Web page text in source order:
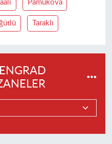
Pamukova
Taraklı